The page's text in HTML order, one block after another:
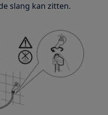
slang kan zitten.